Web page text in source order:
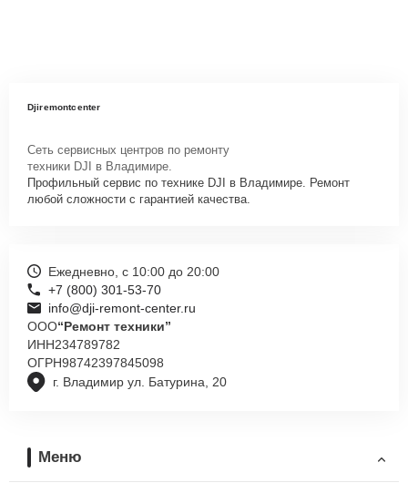
Djiremontcenter
Сеть сервисных центров по ремонту
техники DJI в Владимире.
Профильный сервис по технике DJI в Владимире. Ремонт
любой сложности с гарантией качества.
г. Владимир ул. Батурина, 20
Ежедневно, с 10:00 до 20:00
+7 (800) 301-53-70
info@dji-remont-center.ru
ООО“Ремонт техники”
ИНН234789782
ОГРН98742397845098
Меню